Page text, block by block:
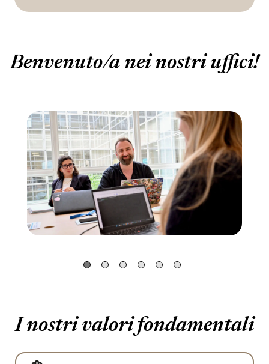
Benvenuto/a nei nostri uffici!
I nostri valori fondamentali